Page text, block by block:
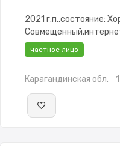
2021 г.п.,состояние:
меблирована,потолки:
частное лицо
Карагандинская обл.